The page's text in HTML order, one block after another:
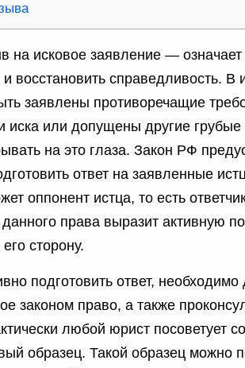
на исковое заявление —
восстановить справедливость. В
заявлены противоречащие
иска или допущены другие грубые
на это глаза. Закон РФ
ответ на заявленные
оппонент истца, то есть
права выразит активную
сторону.
подготовить ответ, необходимо
законом право, а также
любой юрист посоветует
образец. Такой образец можно